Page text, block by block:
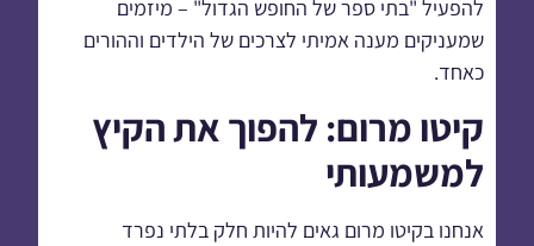
להפעיל "בתי ספר של החופש הגדול" – מיזמים
שמעניקים מענה אמיתי לצרכים של הילדים וההורים
כאחד.
קיטו מרום: להפוך את הקיץ
למשמעותי
אנחנו בקיטו מרום גאים להיות חלק בלתי נפרד